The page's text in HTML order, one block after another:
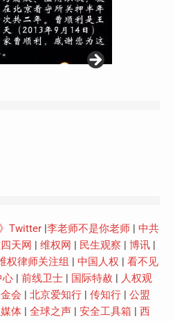
Twitter| 李老师不是你老师| 中共
天网 维权网 民生观察 博讯|
权律师关注组 中国人权
看不见
心| 前线卫士| 国际特赦
人权观
会 北京爱知行| 传知行| 公盟
体| 全球之声| 安全工具箱
西